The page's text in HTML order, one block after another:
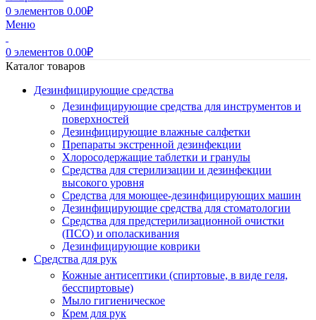
0 элементов 0.00₽
Меню
0 элементов 0.00₽
Каталог товаров
Дезинфицирующие средства
Дезинфицирующие средства для инструментов и
поверхностей
Дезинфицирующие влажные салфетки
Препараты экстренной дезинфекции
Хлоросодержащие таблетки и гранулы
Средства для стерилизации и дезинфекции
высокого уровня
Средства для моющее-дезинфицирующих машин
Дезинфицирующие средства для стоматологии
Средства для предстерилизационной очистки
(ПСО) и ополаскивания
Дезинфицирующие коврики
Средства для рук
Кожные антисептики (спиртовые, в виде геля,
бесспиртовые)
Мыло гигиеническое
Крем для рук